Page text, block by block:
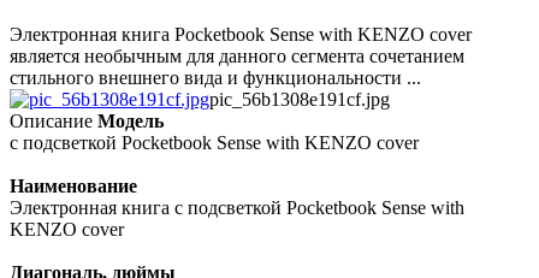
Электронная книга Pocketbook Sense with KENZO cover
является необычным для данного сегмента сочетанием
стильного внешнего вида и функциональности ...
pic_56b1308e191cf.jpg
Описание Модель
с подсветкой Pocketbook Sense with KENZO cover
Наименование
Электронная книга с подсветкой Pocketbook Sense with
KENZO cover
Диагональ, дюймы